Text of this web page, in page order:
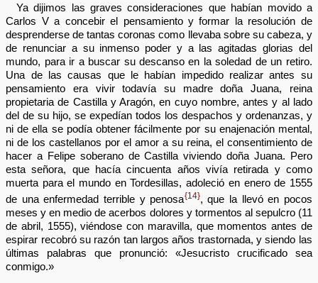
Ya dijimos las graves consideraciones que habían movido a
Carlos V a concebir el pensamiento y formar la resolución de
desprenderse de tantas coronas como llevaba sobre su cabeza, y
de renunciar a su inmenso poder y a las agitadas glorias del
mundo, para ir a buscar su descanso en la soledad de un retiro.
Una de las causas que le habían impedido realizar antes su
pensamiento era vivir todavía su madre doña Juana, reina
propietaria de Castilla y Aragón, en cuyo nombre, antes y al lado
del de su hijo, se expedían todos los despachos y ordenanzas, y
ni de ella se podía obtener fácilmente por su enajenación mental,
ni de los castellanos por el amor a su reina, el consentimiento de
hacer a Felipe soberano de Castilla viviendo doña Juana. Pero
esta señora, que hacía cincuenta años vivía retirada y como
muerta para el mundo en Tordesillas, adoleció en enero de 1555
de una enfermedad terrible y penosa{14}, que la llevó en pocos
meses y en medio de acerbos dolores y tormentos al sepulcro (11
de abril, 1555), viéndose con maravilla, que momentos antes de
espirar recobró su razón tan largos años trastornada, y siendo las
últimas palabras que pronunció: «Jesucristo crucificado sea
conmigo.»